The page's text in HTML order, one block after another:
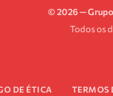
© 2026 —
Todos os
DE ÉTICA TERMOS